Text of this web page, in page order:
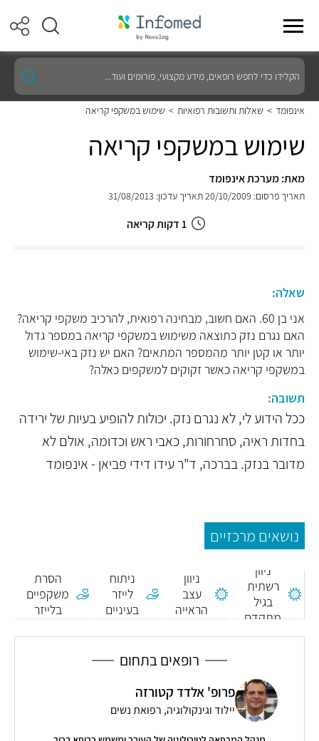
הקלידו
כדי
לחפש
רופאים,
מידע
פורומים
ועוד...
אינפומד > שאלות ותשובות רפואיות > שימוש במשקפי קריאה
שימוש במשקפי קריאה
מאת: מערכת אינפומד
תאריך פרסום: 20/10/2009 תאריך עדכון: 31/08/2013
1 דקות קריאה
שאלה:
אני בן 60. האם חשוב, מבחינה רפואית, להרכיב משקפי קריאה?
האם נגרם נזק כתוצאה משימוש במשקפי קריאה במספר גדול
יותר או קטן יותר מהמספר המתאים? האם יש נזק באי-שימוש
במשקפי קריאה כאשר זקוקים למשקפים כאלה?
תשובה:
ככל הידוע לי, לא נגרם נזק. יכולות להופיע בעיות של ירידה
בחדות ראיה, סחרחורות, כאבי ראש וכדומה, אולם לא
מדובר בנזק. בברכה, ד"ר עידו דידי פביאן - אינפומד
נושאים מרכזיים
ניוון
רשתית
בגיל
מתקדם
ניוון
עצב
הראייה
ניתוח
לייזר
בעיניים
הסרת
משקפיים
בלייזר
רופאים בתחום
פרופ' אלדד קטורזה
יילוד וגינקולוגיה, רפואת נשים